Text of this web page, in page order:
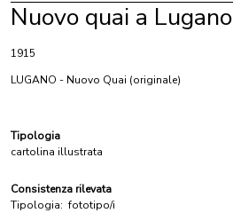
Nuovo quai a Lugano
1915
LUGANO - Nuovo Quai (originale)
Tipologia
cartolina illustrata
Consistenza rilevata
Tipologia: fototipo/i